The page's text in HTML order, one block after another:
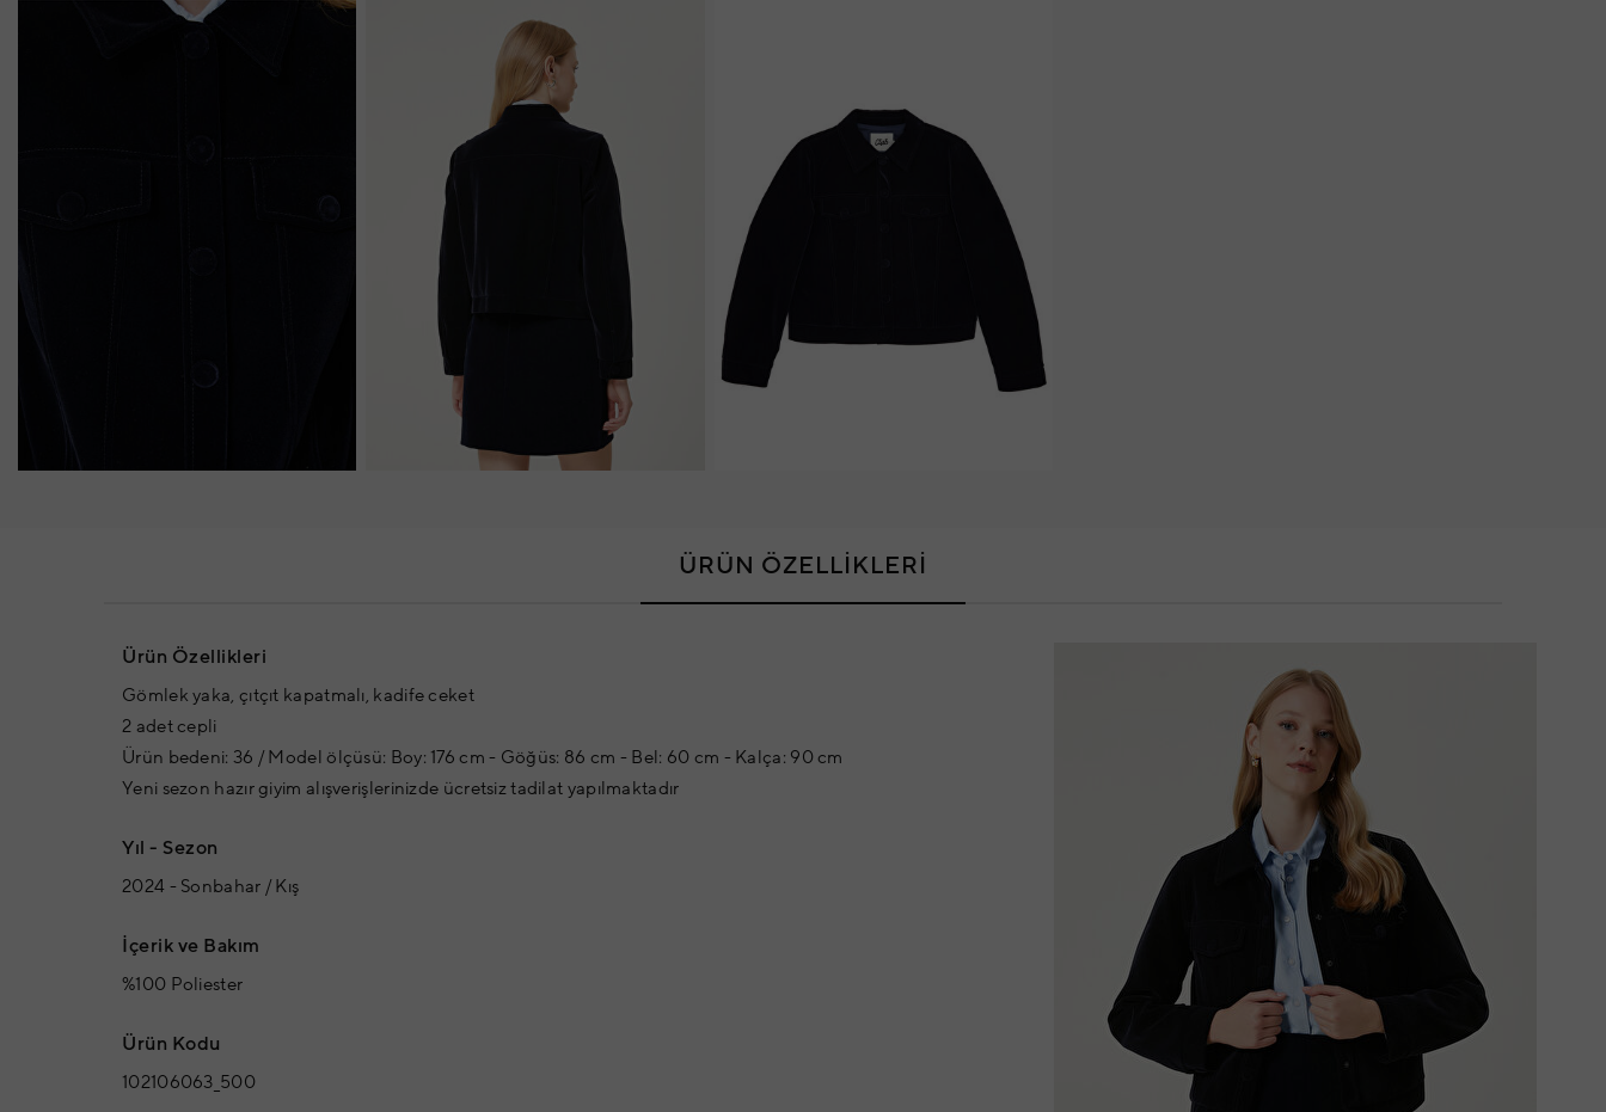
ÜRÜN ÖZELLİKLERİ
Ürün Özellikleri
Gömlek yaka, çıtçıt kapatmalı, kadife ceket
2 adet cepli
Ürün bedeni: 36 / Model ölçüsü: Boy: 176 cm - Göğüs: 86 cm - Bel: 60 cm - Kalça: 90 cm
Yeni sezon hazır giyim alışverişlerinizde ücretsiz tadilat yapılmaktadır
Yıl - Sezon
2024 - Sonbahar / Kış
İçerik ve Bakım
%100 Poliester
Ürün Kodu
102106063_500